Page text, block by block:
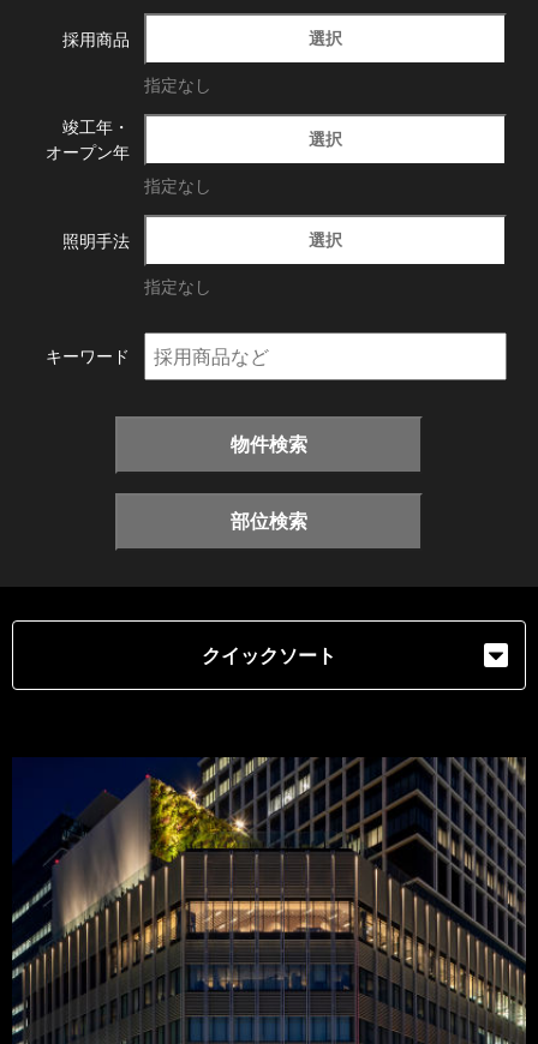
採用商品 選択
指定なし
竣工年・
オープン年
選択
指定なし
照明手法 選択
指定なし
キーワード
物件検索
部位検索
クイックソート